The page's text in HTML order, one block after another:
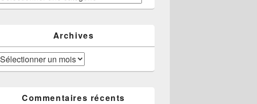
Archives
Archives
Commentaires récents